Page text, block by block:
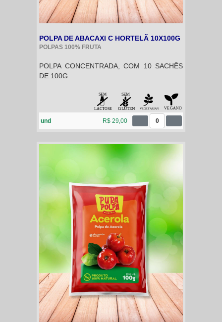
POLPA DE ABACAXI C HORTELÃ 10X100G
POLPAS 100% FRUTA
POLPA CONCENTRADA, COM 10 SACHÊS
DE 100G
und R$ 29,00 0